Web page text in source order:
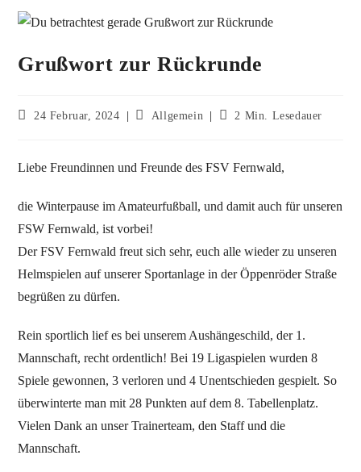
Grußwort zur Rückrunde
24 Februar, 2024 Allgemein 2 Min. Lesedauer
Liebe Freundinnen und Freunde des FSV Fernwald,
die Winterpause im Amateurfußball, und damit auch für unseren
FSW Fernwald, ist vorbei!
Der FSV Fernwald freut sich sehr, euch alle wieder zu unseren
Helmspielen auf unserer Sportanlage in der Öppenröder Straße
begrüßen zu dürfen.
Rein sportlich lief es bei unserem Aushängeschild, der 1.
Mannschaft, recht ordentlich! Bei 19 Ligaspielen wurden 8
Spiele gewonnen, 3 verloren und 4 Unentschieden gespielt. So
überwinterte man mit 28 Punkten auf dem 8. Tabellenplatz.
Vielen Dank an unser Trainerteam, den Staff und die
Mannschaft.